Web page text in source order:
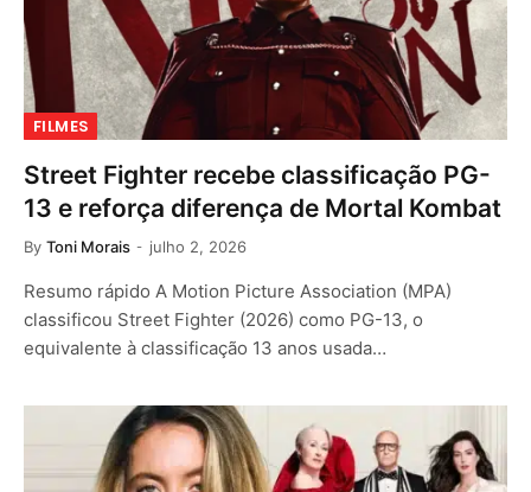
FILMES
Street Fighter recebe classificação PG-
13 e reforça diferença de Mortal Kombat
By Toni Morais julho 2, 2026
Resumo rápido A Motion Picture Association (MPA)
classificou Street Fighter (2026) como PG-13, o
equivalente à classificação 13 anos usada…